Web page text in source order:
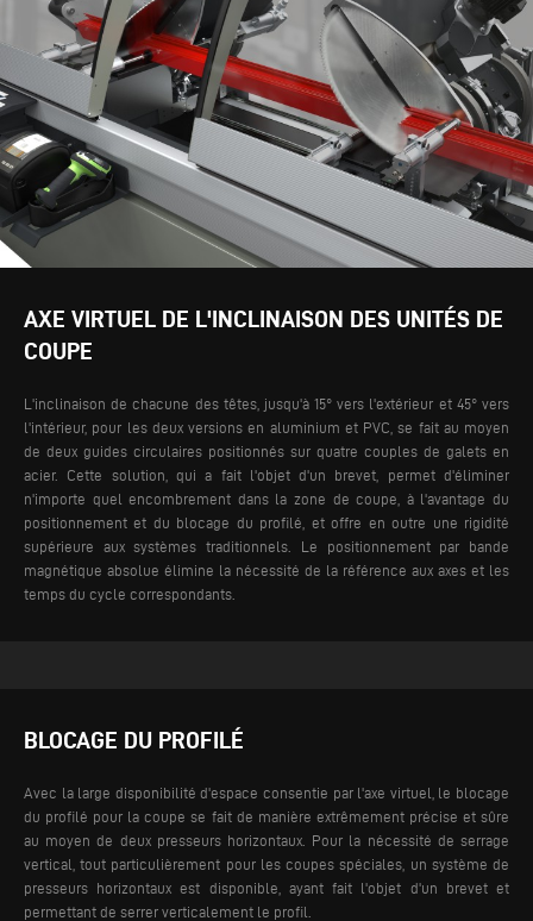
AXE VIRTUEL DE L'INCLINAISON DES UNITÉS DE
COUPE
L'inclinaison de chacune des têtes, jusqu'à 15° vers l'extérieur et 45° vers
l'intérieur, pour les deux versions en aluminium et PVC, se fait au moyen
de deux guides circulaires positionnés sur quatre couples de galets en
acier. Cette solution, qui a fait l'objet d'un brevet, permet d'éliminer
n'importe quel encombrement dans la zone de coupe, à l'avantage du
positionnement et du blocage du profilé, et offre en outre une rigidité
supérieure aux systèmes traditionnels.
Le positionnement par bande
magnétique absolue élimine la nécessité de la référence aux axes et les
temps du cycle correspondants.
BLOCAGE DU PROFILÉ
Avec la large disponibilité d'espace consentie par l'axe virtuel, le blocage
du profilé pour la coupe se fait de manière extrêmement précise et sûre
au moyen de deux presseurs horizontaux. Pour la nécessité de serrage
vertical, tout particulièrement pour les coupes spéciales, un système de
presseurs horizontaux est disponible, ayant fait l'objet d'un brevet et
permettant de serrer verticalement le profil.